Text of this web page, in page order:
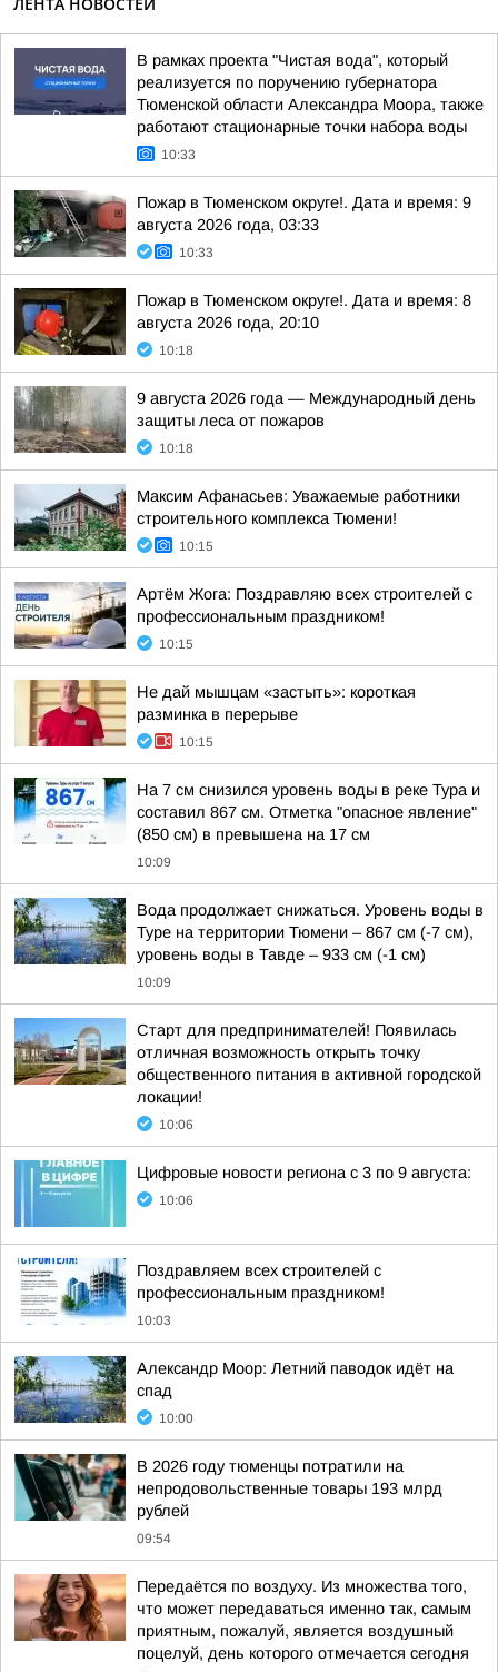
В рамках проекта "Чистая вода", который
реализуется по поручению губернатора
Тюменской области Александра Моора, также
работают стационарные точки набора воды
10:33
Пожар в Тюменском округе!. Дата и время: 9
августа 2026 года, 03:33
10:33
Пожар в Тюменском округе!. Дата и время: 8
августа 2026 года, 20:10
10:18
9 августа 2026 года — Международный день
защиты леса от пожаров
10:18
Максим Афанасьев: Уважаемые работники
строительного комплекса Тюмени!
10:15
Артём Жога: Поздравляю всех строителей с
профессиональным праздником!
10:15
Не дай мышцам «застыть»: короткая
разминка в перерыве
10:15
На 7 см снизился уровень воды в реке Тура и
составил 867 см. Отметка "опасное явление"
(850 см) в превышена на 17 см
10:09
Вода продолжает снижаться. Уровень воды в
Туре на территории Тюмени – 867 см (-7 см),
уровень воды в Тавде – 933 см (-1 см)
10:09
Старт для предпринимателей! Появилась
отличная возможность открыть точку
общественного питания в активной городской
локации!
10:06
Цифровые новости региона с 3 по 9 августа:
10:06
Поздравляем всех строителей с
профессиональным праздником!
10:03
Александр Моор: Летний паводок идёт на
спад
10:00
В 2026 году тюменцы потратили на
непродовольственные товары 193 млрд
рублей
09:54
Передаётся по воздуху. Из множества того,
что может передаваться именно так, самым
приятным, пожалуй, является воздушный
поцелуй, день которого отмечается сегодня